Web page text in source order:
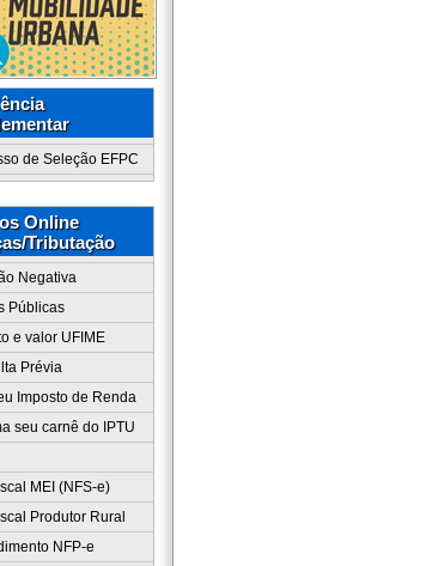
de Seleção EFPC
Online
Tributação
Negativa
Públicas
e valor UFIME
Prévia
Imposto de Renda
seu carnê do IPTU
MEI (NFS-e)
Produtor Rural
NFP-e